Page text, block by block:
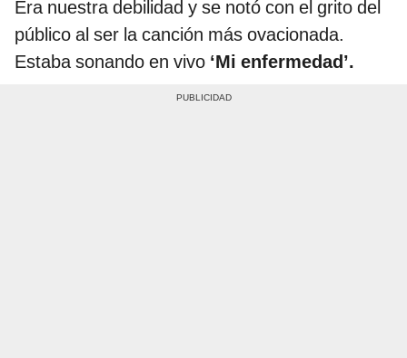
Era nuestra debilidad y se notó con el grito del
público al ser la canción más ovacionada.
Estaba sonando en vivo ‘Mi enfermedad’.